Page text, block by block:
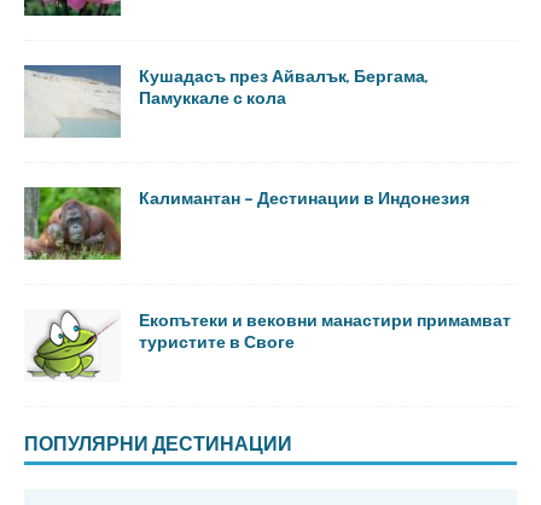
Кушадасъ през Айвалък, Бергама,
Памуккале с кола
Калимантан – Дестинации в Индонезия
Екопътеки и вековни манастири примамват
туристите в Своге
ПОПУЛЯРНИ ДЕСТИНАЦИИ